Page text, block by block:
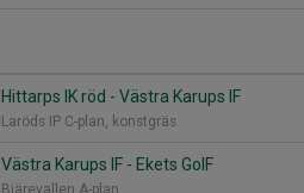
Hittarps IK röd - Västra Karups IF
Laröds IP C-plan, konstgräs
Västra Karups IF - Ekets GoIF
Bjärevallen A-plan